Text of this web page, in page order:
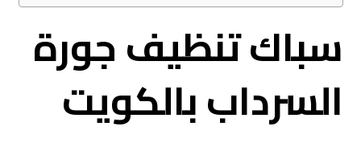
سباك تنظيف جورة
السرداب بالكويت